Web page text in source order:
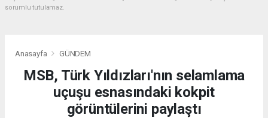
sorumlu tutulamaz.
Anasayfa GÜNDEM
MSB, Türk Yıldızları'nın selamlama
uçuşu esnasındaki kokpit
görüntülerini paylaştı